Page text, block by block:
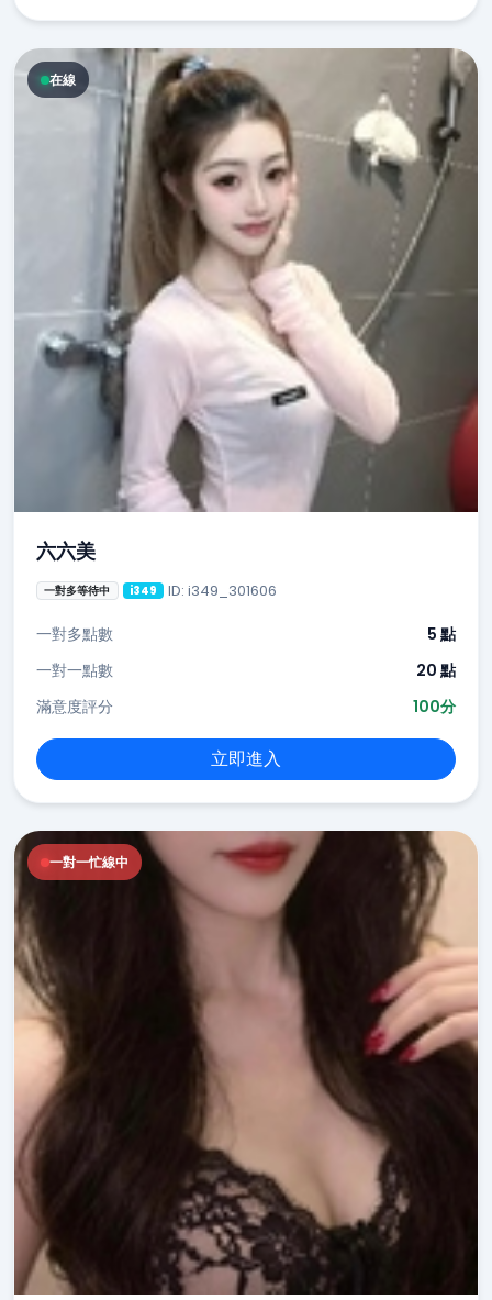
在線
六六美
一對多等待中 i349 ID: i349_301606
一對多點數
5 點
一對一點數
20 點
滿意度評分
100分
立即進入
一對一忙線中